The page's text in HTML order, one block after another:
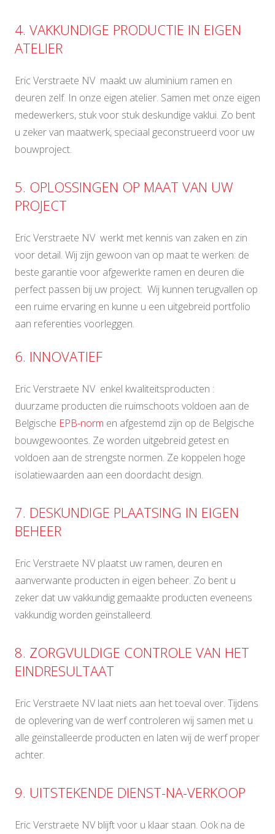
4. VAKKUNDIGE PRODUCTIE IN EIGEN
ATELIER
Eric Verstraete NV maakt uw aluminium ramen en
deuren zelf. In onze eigen atelier. Samen met onze eigen
medewerkers, stuk voor stuk deskundige vaklui. Zo bent
u zeker van maatwerk, speciaal geconstrueerd voor uw
bouwproject.
5. OPLOSSINGEN OP MAAT VAN UW
PROJECT
Eric Verstraete NV werkt met kennis van zaken en zin
voor detail. Wij zijn gewoon van op maat te werken: de
beste garantie voor afgewerkte ramen en deuren die
perfect passen bij uw project. Wij kunnen terugvallen op
een ruime ervaring en kunne u een uitgebreid portfolio
aan referenties voorleggen.
6. INNOVATIEF
Eric Verstraete NV enkel kwaliteitsproducten :
duurzame producten die ruimschoots voldoen aan de
Belgische EPB-norm en afgestemd zijn op de Belgische
bouwgewoontes. Ze worden uitgebreid getest en
voldoen aan de strengste normen. Ze koppelen hoge
isolatiewaarden aan een doordacht design.
7. DESKUNDIGE PLAATSING IN EIGEN
BEHEER
Eric Verstraete NV plaatst uw ramen, deuren en
aanverwante producten in eigen beheer. Zo bent u
zeker dat uw vakkundig gemaakte producten eveneens
vakkundig worden geïnstalleerd.
8. ZORGVULDIGE CONTROLE VAN HET
EINDRESULTAAT
Eric Verstraete NV laat niets aan het toeval over. Tijdens
de oplevering van de werf controleren wij samen met u
alle geïnstalleerde producten en laten wij de werf proper
achter.
9. UITSTEKENDE DIENST-NA-VERKOOP
Eric Verstraete NV blijft voor u klaar staan. Ook na de